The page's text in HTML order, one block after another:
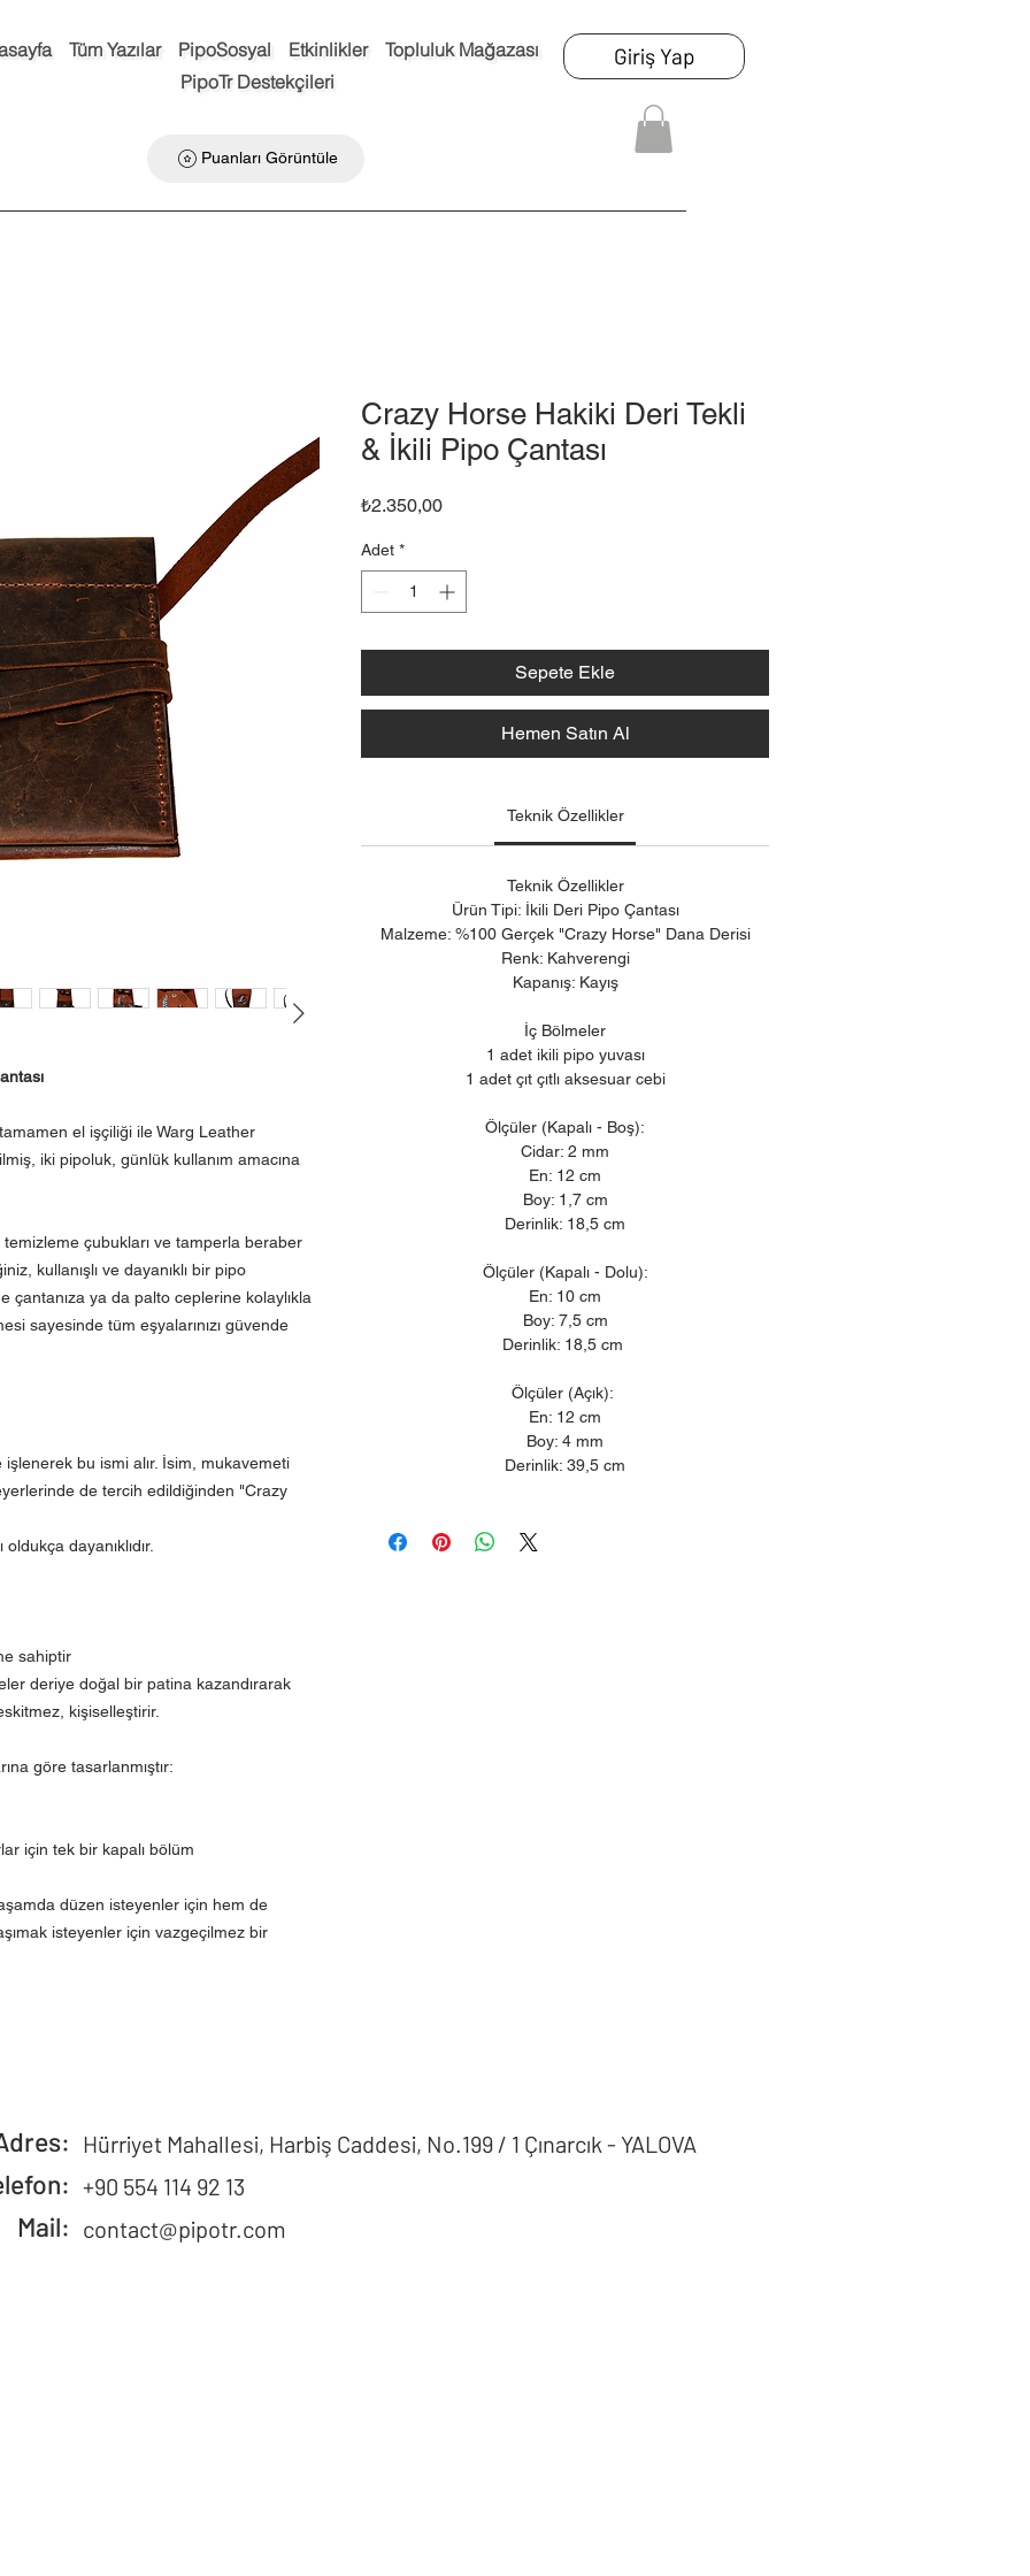
Tüm Yazılar PipoSosyal Etkinlikler
Topluluk Mağazası
PipoTr Destekçileri
Puanları Görüntüle
Giriş Yap
el işçiliği ile Warg Leather
iki pipoluk, günlük kullanım amacına
çubukları ve tamperla beraber
kullanışlı ve dayanıklı bir pipo
çantanıza ya da palto ceplerine kolaylıkla
sayesinde tüm eşyalarınızı güvende
bu ismi alır. İsim, mukavemeti
de tercih edildiğinden "Crazy
dayanıklıdır.
sahiptir
deriye doğal bir patina kazandırarak
kişiselleştirir.
göre tasarlanmıştır:
için tek bir kapalı bölüm
düzen isteyenler için hem de
isteyenler için vazgeçilmez bir
Crazy Horse Hakiki Deri Tekli
& İkili Pipo Çantası
₺2.350,00Fiyat
Adet *
Sepete Ekle
Hemen Satın Al
Teknik Özellikler
Teknik Özellikler
Ürün Tipi: İkili Deri Pipo Çantası
Malzeme: %100 Gerçek "Crazy Horse" Dana Derisi
Renk: Kahverengi
Kapanış: Kayış
İç Bölmeler
1 adet ikili pipo yuvası
1 adet çıt çıtlı aksesuar cebi
Ölçüler (Kapalı - Boş):
Cidar: 2 mm
En: 12 cm
Boy: 1,7 cm
Derinlik: 18,5 cm
Ölçüler (Kapalı - Dolu):
En: 10 cm
Boy: 7,5 cm
Derinlik: 18,5 cm
Ölçüler (Açık):
En: 12 cm
Boy: 4 mm
Derinlik: 39,5 cm
Mail:
Hürriyet Mahallesi, Harbiş Caddesi, No.199 / 1 Çınarcık - YALOVA
+90 554 114 92 13
contact@pipotr.com